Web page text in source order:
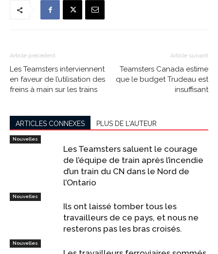
Article précédent
Les Teamsters interviennent
en faveur de l’utilisation des
freins à main sur les trains
Article suivant
Teamsters Canada estime
que le budget Trudeau est
insuffisant
ARTICLES CONNEXES PLUS DE L'AUTEUR
Nouvelles
Les Teamsters saluent le courage
de l’équipe de train après l’incendie
d’un train du CN dans le Nord de
l’Ontario
Nouvelles
Ils ont laissé tomber tous les
travailleurs de ce pays, et nous ne
resterons pas les bras croisés.
Nouvelles